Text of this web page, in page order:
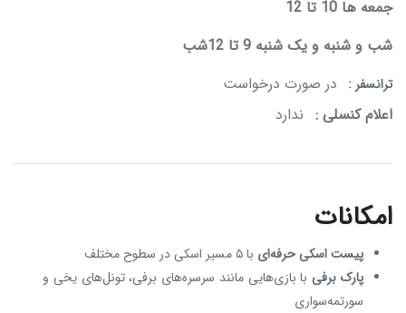
جمعه ها 10 تا 12
شب و شنبه و یک شنبه 9 تا 12شب
ترانسفر :
در صورت درخواست
اعلام کنسلی : ندارد
امکانات
پیست اسکی حرفه‌ای با ۵ مسیر اسکی در سطوح مختلف
پارک برفیبا بازی‌هایی مانند سرسره‌های برفی، تونل‌های یخی و
سورتمه‌سواری